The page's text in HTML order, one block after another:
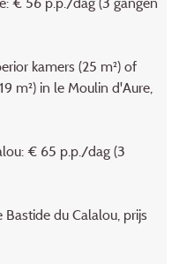
kamers (25 m²) of
m²) in le Moulin d'Aure,
€ 65 p.p./dag (3
du Calalou, prijs